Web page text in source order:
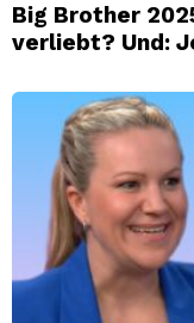
Big Brother
verliebt? Und: